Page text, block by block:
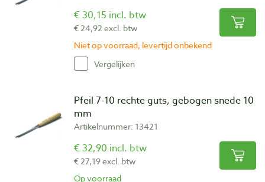
€ 30,15 incl. btw
€ 24,92 excl. btw
Niet op voorraad, levertijd onbekend
Vergelijken
Pfeil 7-10 rechte guts, gebogen snede 10
mm
Artikelnummer: 13421
€ 32,90 incl. btw
€ 27,19 excl. btw
Op voorraad